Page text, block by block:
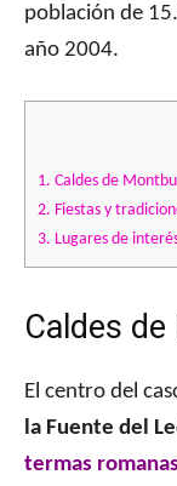
población de
año 2004.
1. Caldes de
2. Fiestas y
3. Lugares de
Caldes
El centro del
la Fuente del
termas romanas